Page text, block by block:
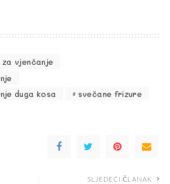
vjenčanje
duga kosa
svečane frizure
SLJEDEĆI ČLANAK